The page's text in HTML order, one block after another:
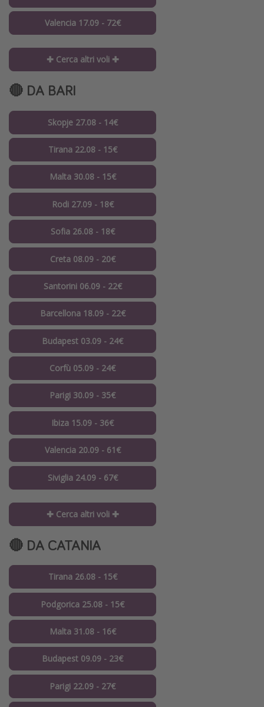
Valencia 17.09 - 72€
✚ Cerca altri voli ✚
🔴 DA BARI
Skopje 27.08 - 14€
Tirana 22.08 - 15€
Malta 30.08 - 15€
Rodi 27.09 - 18€
Sofia 26.08 - 18€
Creta 08.09 - 20€
Santorini 06.09 - 22€
Barcellona 18.09 - 22€
Budapest 03.09 - 24€
Corfù 05.09 - 24€
Parigi 30.09 - 35€
Ibiza 15.09 - 36€
Valencia 20.09 - 61€
Siviglia 24.09 - 67€
✚ Cerca altri voli ✚
🔴 DA CATANIA
Tirana 26.08 - 15€
Podgorica 25.08 - 15€
Malta 31.08 - 16€
Budapest 09.09 - 23€
Parigi 22.09 - 27€